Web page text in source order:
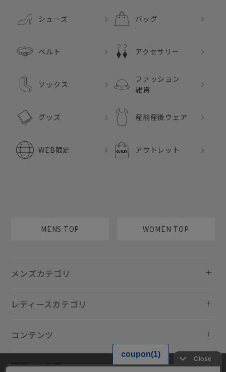
シューズ バッグ
ベルト アクセサリー
ソックス
ファッション
雑貨
グッズ 産前産後ウェア
WEB限定 アウトレット
MENS TOP WOMEN TOP
メンズカテゴリ
レディースカテゴリ
コンテンツ
規約・ヘルプ